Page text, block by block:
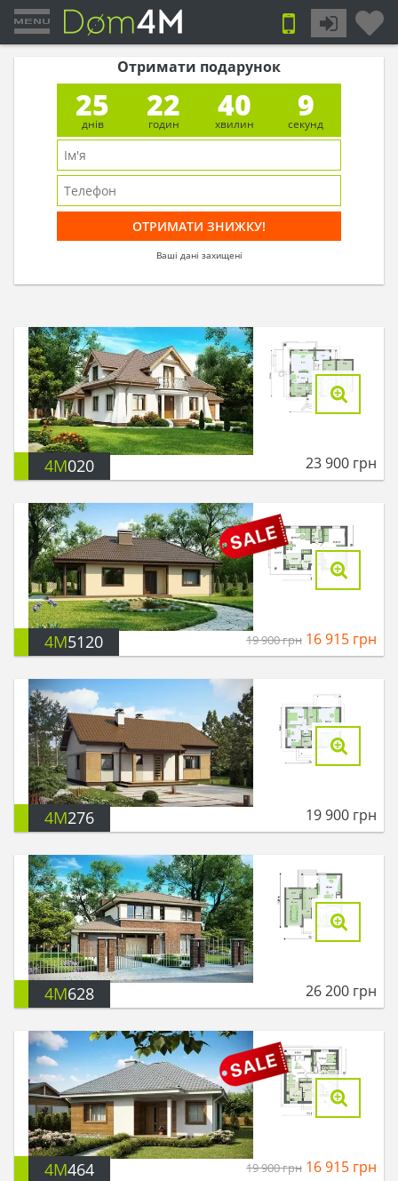
Отримати подарунок
25
днів
22
годин
40
хвилин
9
секунд
Ваші дані захищені
4M020 23 900 грн
4M5120 19 900грн 16 915 грн
4M276 19 900 грн
4M628 26 200 грн
4M464 19 900грн 16 915 грн